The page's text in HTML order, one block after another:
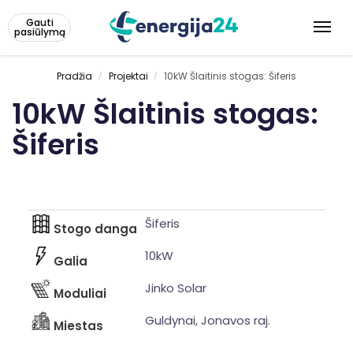
Gauti
pasiūlymą
Pradžia / Projektai / 10kW Šlaitinis stogas: Šiferis
10kW Šlaitinis stogas:
Šiferis
Stogo danga Šiferis
Galia 10kW
Moduliai Jinko Solar
Miestas Guldynai, Jonavos raj.